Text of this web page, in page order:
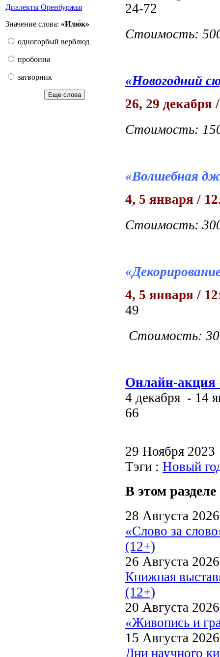
Диалекты Оренбуржья
Значение слова: «Илю́к»
одногорбый верблюд
пробоина
затворник
Еще слова
24-72
Стоимость:
«Новогодний
26, 29
Стоимость:
«Волшебная
4, 5 января /
Стоимость:
4, 5 января /
Стоимость:
Онлайн-акция
4 декабря - 14
29 Ноября
Тэги : Новый
В этом разделе
28 Августа 2026
«Слово за
(12+)
26 Августа 2026
Книжная
(12+)
20 Августа 2026
«Живопись и
15 Августа 2026
Дни научного